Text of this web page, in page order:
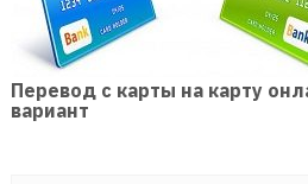
Перевод с карты на карту
вариант